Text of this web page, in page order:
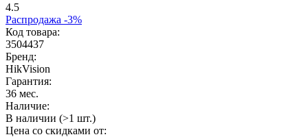
4.5
Распродажа -3%
Код товара:
3504437
Бренд:
HikVision
Гарантия:
36 мес.
Наличие:
В наличии (>1 шт.)
Цена со скидками от: